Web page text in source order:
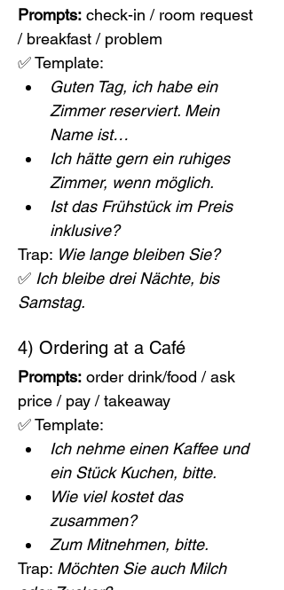
Prompts: check-in / room request
/ breakfast / problem
✅ Template:
Guten Tag, ich habe ein
Zimmer reserviert. Mein
Name ist…
Ich hätte gern ein ruhiges
Zimmer, wenn möglich.
Ist das Frühstück im Preis
inklusive?
Trap: Wie lange bleiben Sie?
✅ Ich bleibe drei Nächte, bis
Samstag.
4) Ordering at a Café
Prompts: order drink/food / ask
price / pay / takeaway
✅ Template:
Ich nehme einen Kaffee und
ein Stück Kuchen, bitte.
Wie viel kostet das
zusammen?
Zum Mitnehmen, bitte.
Trap: Möchten Sie auch Milch